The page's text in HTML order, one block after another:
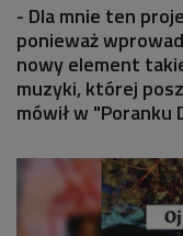
- Dla mnie ten
ponieważ
nowy element
muzyki, której
mówił w "Poranku